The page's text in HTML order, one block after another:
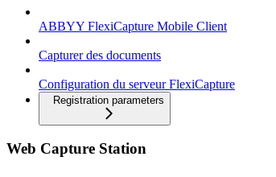
ABBYY FlexiCapture Mobile Client
Capturer des documents
Configuration du serveur FlexiCapture
Registration parameters
Web Capture Station